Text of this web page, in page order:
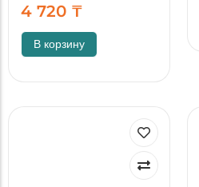
4 720 ₸
В корзину